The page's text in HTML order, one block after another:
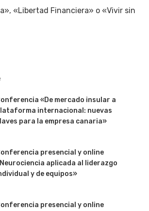
«Libertad Financiera» o «Vivir sin
«De mercado insular a
internacional: nuevas
para la empresa canaria»
presencial y online
aplicada al liderazgo
y de equipos»
presencial y online